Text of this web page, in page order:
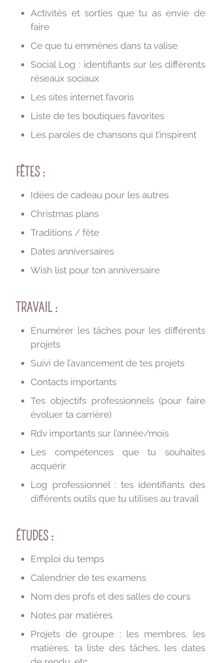
Activités et sorties que tu as envie de
faire
Ce que tu emmènes dans ta valise
Social Log : identifiants sur les différents
réseaux sociaux
Les sites internet favoris
Liste de tes boutiques favorites
Les paroles de chansons qui t’inspirent
FÊTES :
Idées de cadeau pour les autres
Christmas plans
Traditions / fête
Dates anniversaires
Wish list pour ton anniversaire
TRAVAIL :
Énumérer les tâches pour les différents
projets
Suivi de l’avancement de tes projets
Contacts importants
Tes objectifs professionnels (pour faire
évoluer ta carrière)
Rdv importants sur l’année/mois
Les compétences que tu souhaites
acquérir
Log professionnel : tes identifiants des
différents outils que tu utilises au travail
ÉTUDES :
Emploi du temps
Calendrier de tes examens
Nom des profs et des salles de cours
Notes par matières
Projets de groupe : les membres, les
matières, ta liste des tâches, les dates